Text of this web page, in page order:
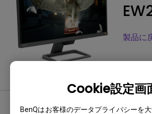
Cookie設定画
BenQはお客様のデータプライバシーを
製品に
保証